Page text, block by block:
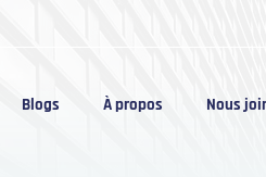
Blogs À propos Nous